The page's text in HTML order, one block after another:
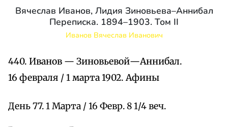
Вячеслав Иванов, Лидия Зиновьева–Аннибал
Переписка. 1894–1903. Том II
Иванов Вячеслав Иванович
440. Иванов — Зиновьевой—Аннибал.
16 февраля / 1 марта 1902. Афины
День 77. 1 Марта / 16 Февр. 8 1/4 веч.